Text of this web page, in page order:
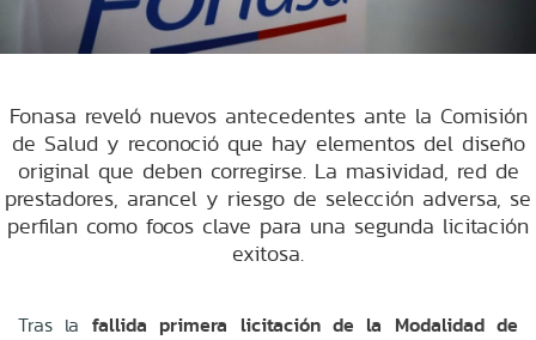
Fonasa reveló nuevos antecedentes ante la Comisión
de Salud y reconoció que hay elementos del diseño
original que deben corregirse. La masividad, red de
prestadores, arancel y riesgo de selección adversa, se
perfilan como focos clave para una segunda licitación
exitosa.
Tras la fallida primera licitación de la Modalidad de